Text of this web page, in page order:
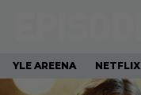
YLE AREENA NETFLIX